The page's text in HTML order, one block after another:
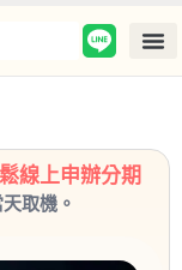
線上申辦分期
取機。